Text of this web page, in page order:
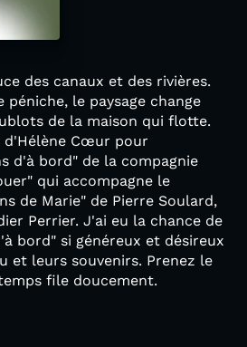
des canaux et des rivières.
péniche, le paysage change
de la maison qui flotte.
d'Hélène Cœur pour
d'à bord" de la compagnie
qui accompagne le
de Marie" de Pierre Soulard,
Perrier. J'ai eu la chance de
bord" si généreux et désireux
et leurs souvenirs. Prenez le
file doucement.